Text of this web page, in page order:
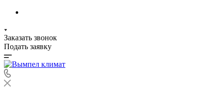
Заказать звонок
Подать заявку